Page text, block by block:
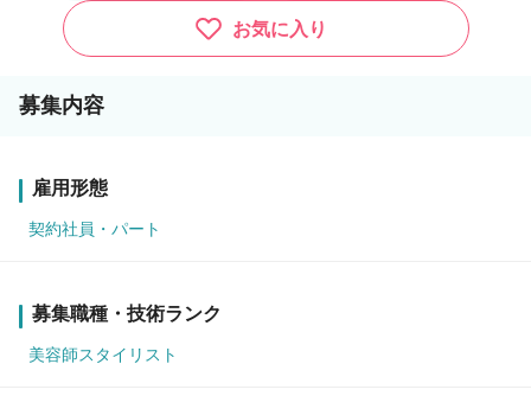
お気に入り
募集内容
雇用形態
契約社員・パート
募集職種・技術ランク
美容師スタイリスト